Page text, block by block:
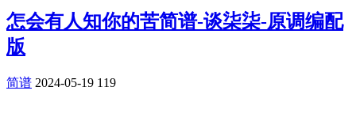
怎会有人知你的苦简谱-谈柒柒-原调编配
版
简谱 2024-05-19 119